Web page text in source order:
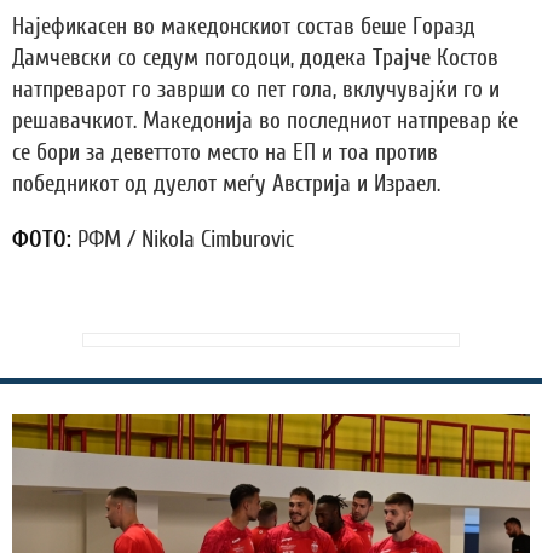
Најефикасен во македонскиот состав беше Горазд
Дамчевски со седум погодоци, додека Трајче Костов
натпреварот го заврши со пет гола, вклучувајќи го и
решавачкиот. Македонија во последниот натпревар ќе
се бори за деветтото место на ЕП и тоа против
победникот од дуелот меѓу Австрија и Израел.
ФОТО: РФМ / Nikola Cimburovic